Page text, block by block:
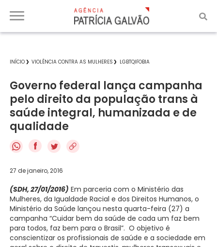
INÍCIO VIOLÊNCIA CONTRA AS MULHERES LGBTQIFOBIA
Governo federal lança campanha
pelo direito da população trans à
saúde integral, humanizada e de
qualidade
f
27 de janeiro, 2016
(SDH, 27/01/2016) Em parceria com o Ministério das
Mulheres, da Igualdade Racial e dos Direitos Humanos, o
Ministério da Saúde lançou nesta quarta-feira (27) a
campanha “Cuidar bem da saúde de cada um faz bem
para todos, faz bem para o Brasil”. O objetivo é
conscientizar os profissionais de saúde e a sociedade em